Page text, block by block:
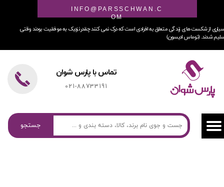
جستجو
تماس با پارس شوان
021-88733191
از شکست های زندگی متعلق به افرادی است که درک نمی کنند چقدر نزدیک به موفقیت بودند وقتی
شدند. (توماس ادیسون)
INFO@PARSSCHWAN.C
OM